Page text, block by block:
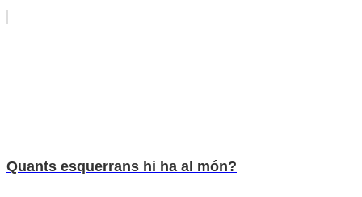
Quants esquerrans hi ha al món?